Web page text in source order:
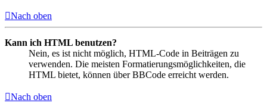
Nach oben
Kann ich HTML benutzen?
Nein, es ist nicht möglich, HTML-Code in Beiträgen zu
verwenden. Die meisten Formatierungsmöglichkeiten, die
HTML bietet, können über BBCode erreicht werden.
Nach oben